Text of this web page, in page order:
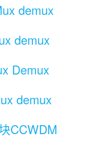
demux
demux
Demux
demux
CCWDM